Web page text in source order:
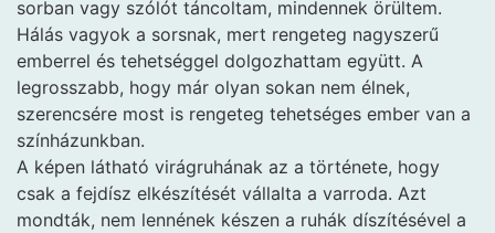
sorban vagy szólót táncoltam, mindennek örültem.
Hálás vagyok a sorsnak, mert rengeteg nagyszerű
emberrel és tehetséggel dolgozhattam együtt. A
legrosszabb, hogy már olyan sokan nem élnek,
szerencsére most is rengeteg tehetséges ember van a
színházunkban.
A képen látható virágruhának az a története, hogy
csak a fejdísz elkészítését vállalta a varroda. Azt
mondták, nem lennének készen a ruhák díszítésével a